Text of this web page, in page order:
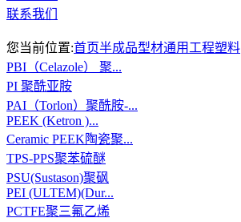
联系我们
您当前位置:首页半成品型材通用工程塑料
PBI（Celazole） 聚...
PI 聚酰亚胺
PAI（Torlon）聚酰胺-...
PEEK (Ketron )...
Ceramic PEEK陶瓷聚...
TPS-PPS聚苯硫醚
PSU(Sustason)聚砜
PEI (ULTEM)(Dur...
PCTFE聚三氟乙烯